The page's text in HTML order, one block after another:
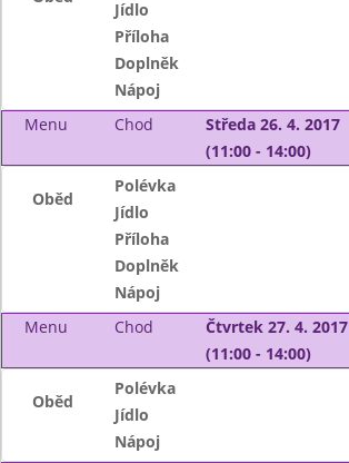
Jídlo
Příloha
Doplněk
Nápoj
Menu
Chod
Středa 26. 4. 2017
(11:00 - 14:00)
Oběd
Polévka
Jídlo
Příloha
Doplněk
Nápoj
Menu
Chod
Čtvrtek 27. 4. 2017
(11:00 - 14:00)
Oběd
Polévka
Jídlo
Nápoj